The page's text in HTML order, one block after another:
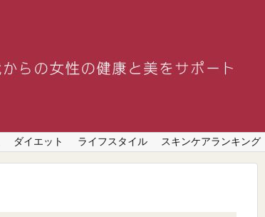
ダイエット ライフスタイル スキンケアランキング